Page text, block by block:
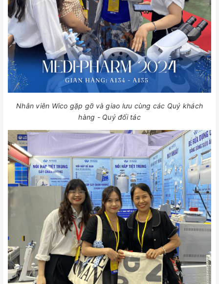
Nhân viên Wico gặp gỡ và giao lưu cùng các Quý khách
hàng - Quý đối tác